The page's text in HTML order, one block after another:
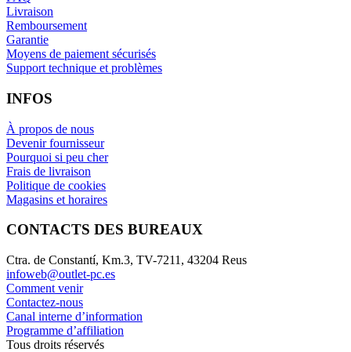
Livraison
Remboursement
Garantie
Moyens de paiement sécurisés
Support technique et problèmes
INFOS
À propos de nous
Devenir fournisseur
Pourquoi si peu cher
Frais de livraison
Politique de cookies
Magasins et horaires
CONTACTS DES BUREAUX
Ctra. de Constantí, Km.3, TV-7211, 43204 Reus
infoweb@outlet-pc.es
Comment venir
Contactez-nous
Canal interne d’information
Programme d’affiliation
Tous droits réservés